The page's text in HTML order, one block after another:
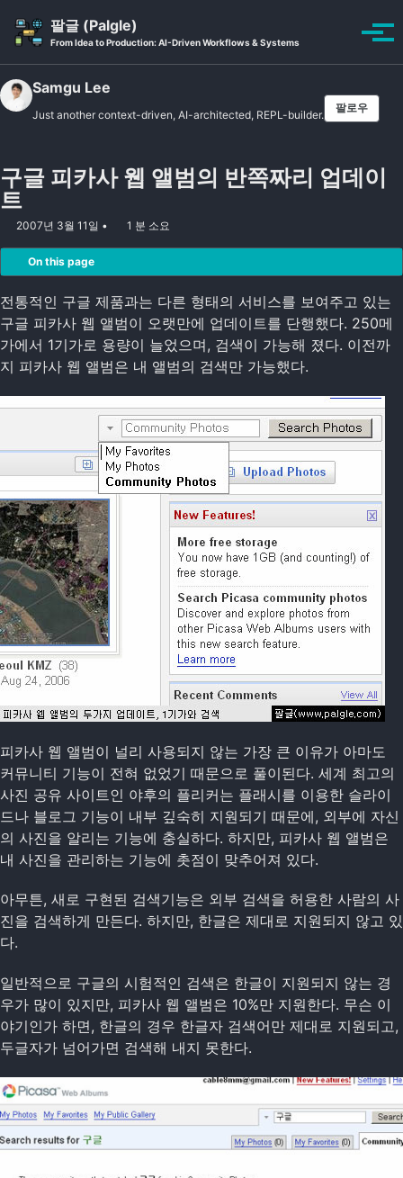
팔글 (Palgle)
From Idea to Production: AI-Driven Workflows & Systems
Toggle
토
Samgu Lee
Just another context-driven, AI-architected, REPL-builder.
팔로우
구글 피카사 웹 앨범의 반쪽짜리 업데이
트
2007년 3월 11일 1 분 소요
On this page
전통적인 구글 제품과는 다른 형태의 서비스를 보여주고 있는
구글 피카사 웹 앨범이 오랫만에 업데이트를 단행했다. 250메
가에서 1기가로 용량이 늘었으며, 검색이 가능해 졌다. 이전까
지 피카사 웹 앨범은 내 앨범의 검색만 가능했다.
피카사 웹 앨범이 널리 사용되지 않는 가장 큰 이유가 아마도
커뮤니티 기능이 전혀 없었기 때문으로 풀이된다. 세계 최고의
사진 공유 사이트인 야후의 플리커는 플래시를 이용한 슬라이
드나 블로그 기능이 내부 깊숙히 지원되기 때문에, 외부에 자신
의 사진을 알리는 기능에 충실하다. 하지만, 피카사 웹 앨범은
내 사진을 관리하는 기능에 촛점이 맞추어져 있다.
아무튼, 새로 구현된 검색기능은 외부 검색을 허용한 사람의 사
진을 검색하게 만든다. 하지만, 한글은 제대로 지원되지 않고 있
다.
일반적으로 구글의 시험적인 검색은 한글이 지원되지 않는 경
우가 많이 있지만, 피카사 웹 앨범은 10%만 지원한다. 무슨 이
야기인가 하면, 한글의 경우 한글자 검색어만 제대로 지원되고,
두글자가 넘어가면 검색해 내지 못한다.